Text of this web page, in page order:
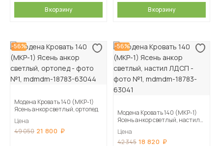
В корзину В корзину
-56%
Модена Кровать 140 (МКР-1)
Ясень анкор светлый, ортопед
Цена
49 050 21 800
-56%
Модена Кровать 140 (МКР-1)
Ясень анкор светлый, настил
Цена
42 345 18 820